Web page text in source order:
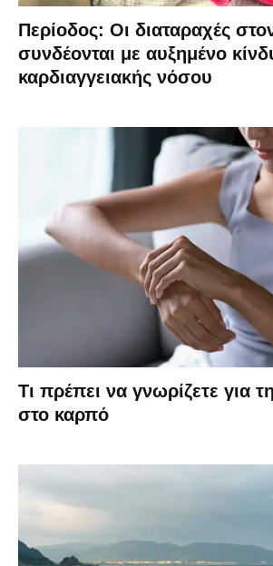
Περίοδος: Οι διαταραχές
συνδέονται με αυξημένο
καρδιαγγειακής νόσου
Τι πρέπει να γνωρίζετε για
στο καρπό